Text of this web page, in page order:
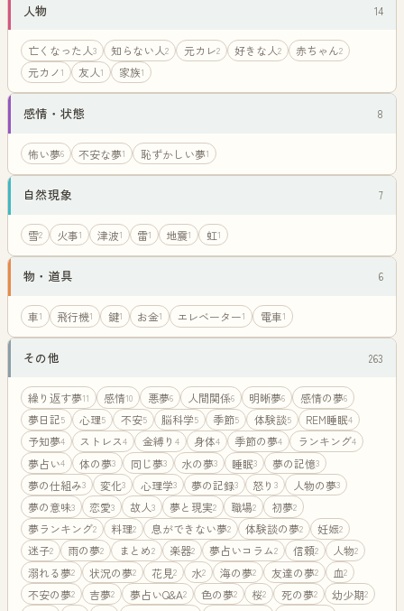
人物 14
亡くなった人3 知らない人2 元カレ2 好きな人2 赤ちゃん2
元カノ1 友人1 家族1
感情・状態 8
怖い夢6 不安な夢1 恥ずかしい夢1
自然現象 7
雪2 火事1 津波1 雷1 地震1 虹1
物・道具 6
車1 飛行機1 鍵1 お金1 エレベーター1 電車1
その他 263
繰り返す夢11 感情10 悪夢6 人間関係6 明晰夢6 感情の夢6
夢日記5 心理5 不安5 脳科学5 季節5 体験談5 REM睡眠4
予知夢4 ストレス4 金縛り 4 身体4 季節の夢4 ランキング4
夢占い4 体の夢3 同じ夢3 水の夢3 睡眠3 夢の記憶3
夢の仕組み3 変化3 心理学3 夢の記録3 怒り3 人物の夢3
夢の意味3 恋愛3 故人3 夢と現実2 職場2 初夢2
夢ランキング2 料理2 息ができない夢2 体験談の夢2 妊娠2
迷子2 雨の夢2 まとめ2 楽器2 夢占いコラム2 信頼2 人物2
溺れる夢2 状況の夢2 花見2 水2 海の夢2 友達の夢2 血2
不安の夢2 吉夢2 夢占いQ&A2 色の夢2 桜2 死の夢2 幼少期2